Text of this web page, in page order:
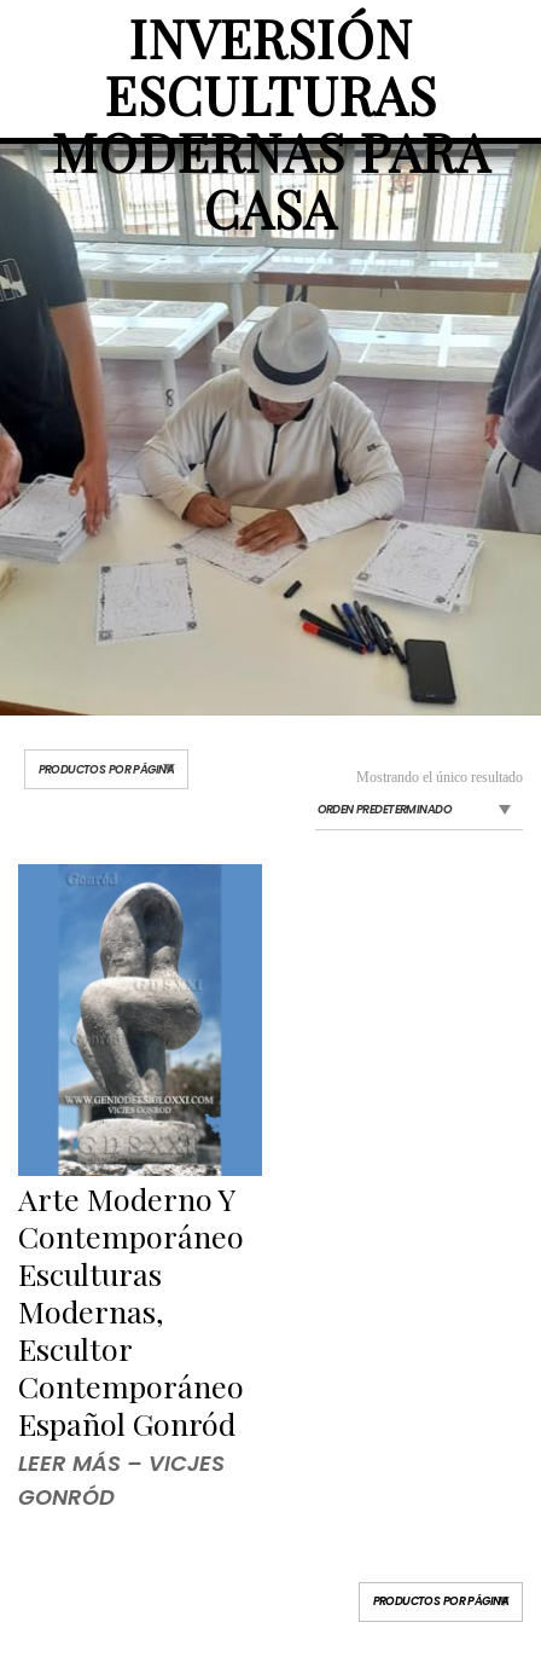
INVERSIÓN
ESCULTURAS
MODERNAS PARA
CASA
Mostrando el único resultado
Arte Moderno Y
Contemporáneo
Esculturas
Modernas,
Escultor
Contemporáneo
Español Gonród
LEER MÁS – VICJES
GONRÓD